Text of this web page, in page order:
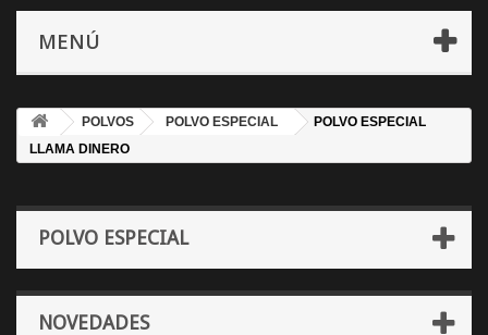
MENÚ
POLVOS POLVO ESPECIAL
POLVO ESPECIAL
LLAMA DINERO
POLVO ESPECIAL
NOVEDADES